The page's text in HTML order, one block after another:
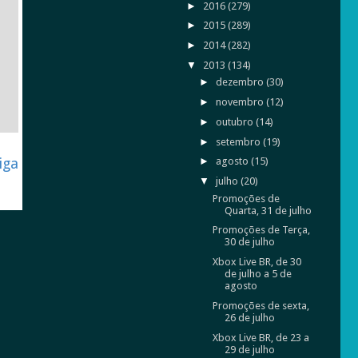
► 2016(279)
► 2015(289)
► 2014(282)
▼ 2013(134)
► dezembro (30)
► novembro (12)
► outubro (14)
► setembro (19)
► agosto (15)
▼ julho (20)
Promoções de
Quarta, 31 de julho
Promoções de Terça,
30 de julho
Xbox Live BR, de 30
de julho a 5 de
agosto
Promoções de sexta,
26 de julho
Xbox Live BR, de 23 a
29 de julho